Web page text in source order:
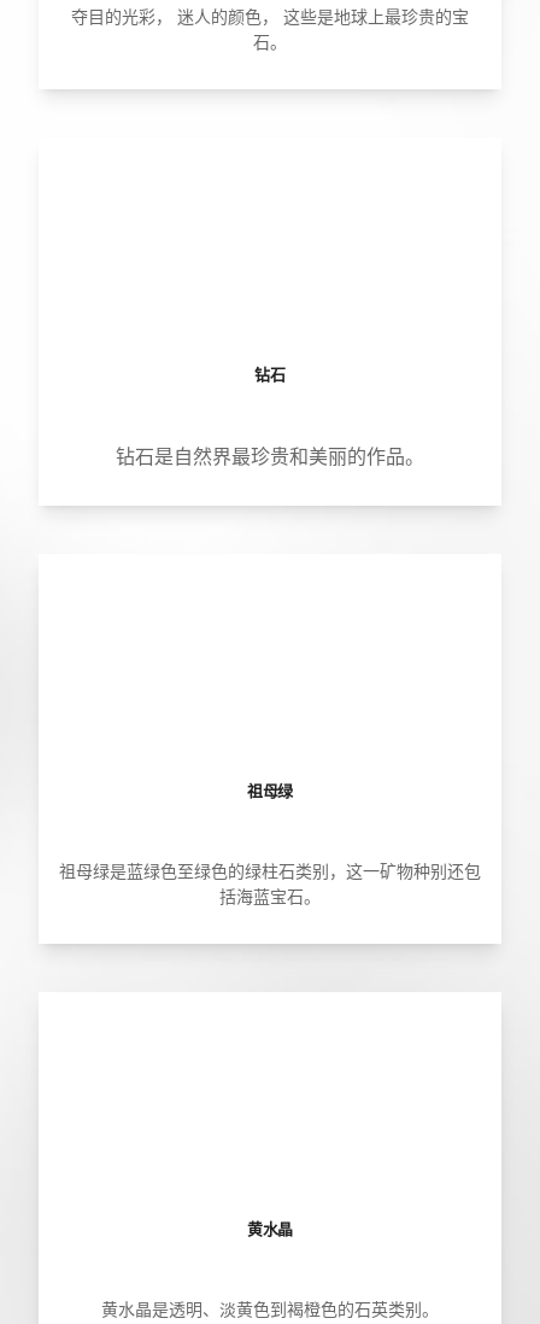
夺目的光彩， 迷人的颜色， 这些是地球上最珍贵的宝
石。
钻石
钻石是自然界最珍贵和美丽的作品。
祖母绿
祖母绿是蓝绿色至绿色的绿柱石类别，这一矿物种别还包
括海蓝宝石。
黄水晶
黄水晶是透明、淡黄色到褐橙色的石英类别。